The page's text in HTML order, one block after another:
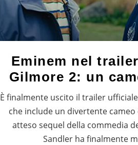
Eminem nel
Gilmore 2: un
È finalmente uscito il trailer
che include un divertente
atteso sequel della commedia
Sandler ha finalmente